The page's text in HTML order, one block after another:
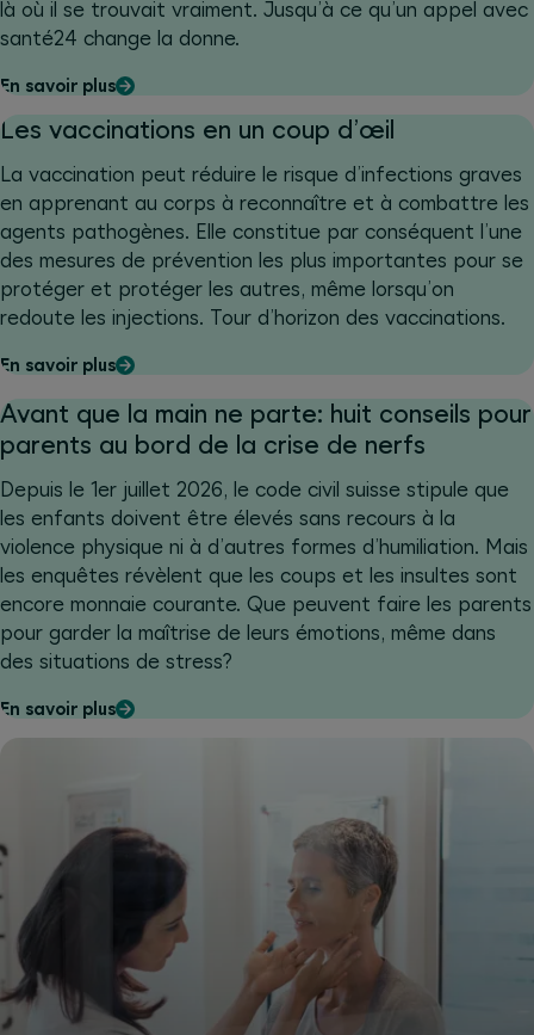
là où il se trouvait vraiment. Jusqu’à ce qu’un appel avec
santé24 change la donne.
En savoir plus
Les vaccinations en un coup d’œil
La vaccination peut réduire le risque d’infections graves
en apprenant au corps à reconnaître et à combattre les
agents pathogènes. Elle constitue par conséquent l’une
des mesures de prévention les plus importantes pour se
protéger et protéger les autres, même lorsqu’on
redoute les injections. Tour d’horizon des vaccinations.
En savoir plus
Avant que la main ne parte: huit conseils pour
parents au bord de la crise de nerfs
Depuis le 1er juillet 2026, le code civil suisse stipule que
les enfants doivent être élevés sans recours à la
violence physique ni à d’autres formes d’humiliation. Mais
les enquêtes révèlent que les coups et les insultes sont
encore monnaie courante. Que peuvent faire les parents
pour garder la maîtrise de leurs émotions, même dans
des situations de stress?
En savoir plus